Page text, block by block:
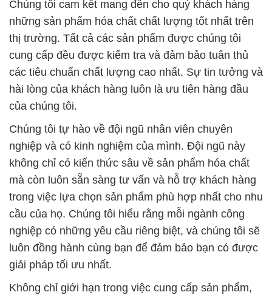
Chúng tôi cam kết mang đến cho quý khách hàng
những sản phẩm hóa chất chất lượng tốt nhất trên
thị trường. Tất cả các sản phẩm được chúng tôi
cung cấp đều được kiểm tra và đảm bảo tuân thủ
các tiêu chuẩn chất lượng cao nhất. Sự tin tưởng và
hài lòng của khách hàng luôn là ưu tiên hàng đầu
của chúng tôi.
Chúng tôi tự hào về đội ngũ nhân viên chuyên
nghiệp và có kinh nghiệm của mình. Đội ngũ này
không chỉ có kiến thức sâu về sản phẩm hóa chất
mà còn luôn sẵn sàng tư vấn và hỗ trợ khách hàng
trong việc lựa chọn sản phẩm phù hợp nhất cho nhu
cầu của họ. Chúng tôi hiểu rằng mỗi ngành công
nghiệp có những yêu cầu riêng biệt, và chúng tôi sẽ
luôn đồng hành cùng bạn để đảm bảo bạn có được
giải pháp tối ưu nhất.
Không chỉ giới hạn trong việc cung cấp sản phẩm,